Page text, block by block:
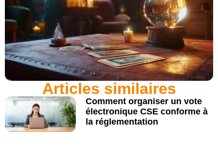
Articles similaires
Comment organiser un vote
électronique CSE conforme à
la réglementation